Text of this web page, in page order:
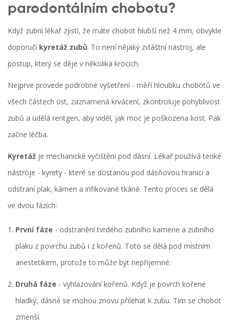
parodontálním chobotu?
Když zubní lékař zjistí, že máte chobot hlubší než 4 mm, obvykle
doporučí kyretáž zubů. To není nějaký zvláštní nástroj, ale
postup, který se děje v několika krocích.
Nejprve provede podrobné vyšetření - měří hloubku chobotů ve
všech částech úst, zaznamená krvácení, zkontroluje pohyblivost
zubů a udělá rentgen, aby viděl, jak moc je poškozena kost. Pak
začne léčba.
Kyretáž je mechanické vyčištění pod dásní. Lékař používá tenké
nástroje - kyrety - které se dostanou pod dásňovou hranici a
odstraní plak, kámen a infikované tkáně. Tento proces se dělá
ve dvou fázích:
První fáze - odstranění tvrdého zubního kamene a zubního
plaku z povrchu zubů i z kořenů. Toto se dělá pod místním
anestetikem, protože to může být nepříjemné.
Druhá fáze - vyhlazování kořenů. Když je povrch kořene
hladký, dásně se mohou znovu přiléhat k zubu. Tím se chobot
zmenší.